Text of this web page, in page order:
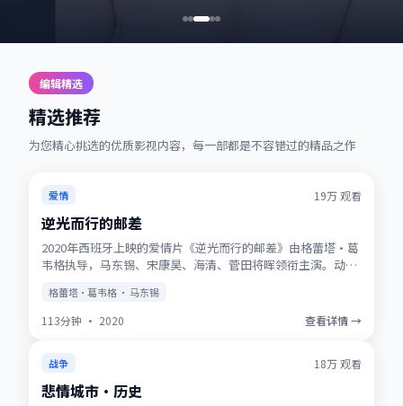
编辑精选
精选推荐
为您精心挑选的优质影视内容，每一部都是不容错过的精品之作
热播 ★7.2
爱情 19万观看
逆光而行的邮差
2020年西班牙上映的爱情片《逆光而行的邮差》由格蕾塔·葛
韦格执导，马东锡、宋康昊、海清、菅田将晖领衔主演。动画
度选择，观影体验稳定流畅。
格蕾塔·葛韦格 · 马东锡
113分钟 · 2020 查看详情 →
获奖 ★9.7
战争 18万观看
悲情城市·历史